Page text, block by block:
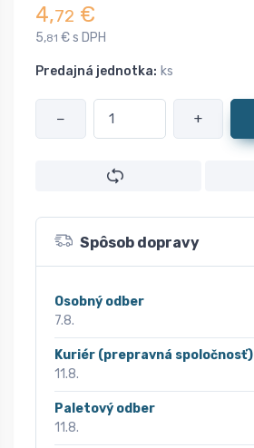
4,72 €
5,81 € s DPH
Predajná jednotka: ks
− +
Spôsob dopravy
Osobný odber
7.8.
Kuriér (prepravná spoločnosť)
11.8.
Paletový odber
11.8.